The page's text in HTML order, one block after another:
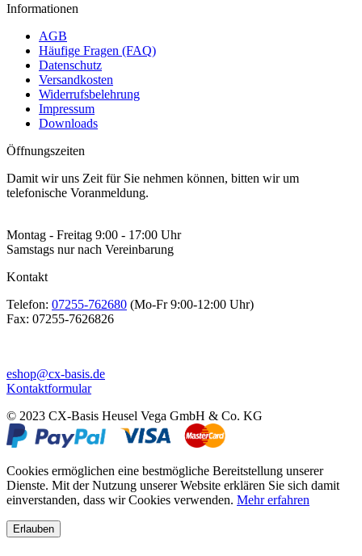
Informationen
AGB
Häufige Fragen (FAQ)
Datenschutz
Versandkosten
Widerrufsbelehrung
Impressum
Downloads
Öffnungszeiten
Damit wir uns Zeit für Sie nehmen können, bitten wir um
telefonische Voranmeldung.
Montag - Freitag 9:00 - 17:00 Uhr
Samstags nur nach Vereinbarung
Kontakt
Telefon: 07255-762680 (Mo-Fr 9:00-12:00 Uhr)
Fax: 07255-7626826
eshop@cx-basis.de
Kontaktformular
© 2023 CX-Basis Heusel Vega GmbH & Co. KG
Cookies ermöglichen eine bestmögliche Bereitstellung unserer
Dienste. Mit der Nutzung unserer Website erklären Sie sich damit
einverstanden, dass wir Cookies verwenden. Mehr erfahren
Erlauben